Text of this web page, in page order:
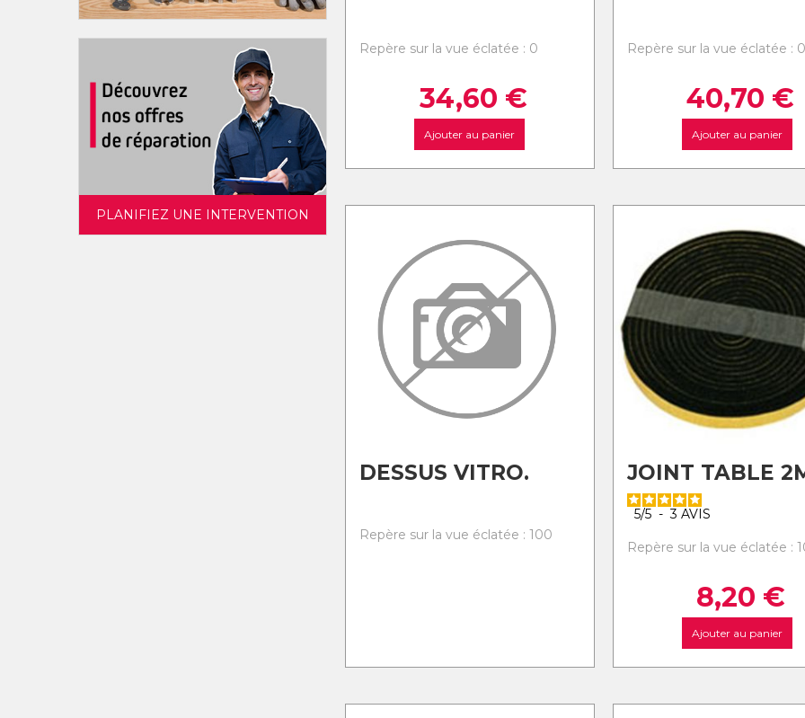
PLANIFIEZ UNE INTERVENTION
Repère sur la vue éclatée : 0
34,60 €
Ajouter au panier
Repère sur la vue éclatée : 0
40,70 €
Ajouter au panier
DESSUS VITRO.
Repère sur la vue éclatée : 100
JOINT TABLE
5/5 - 3 AVIS
Repère sur la vue éclatée :
8,20 €
Ajouter au panier